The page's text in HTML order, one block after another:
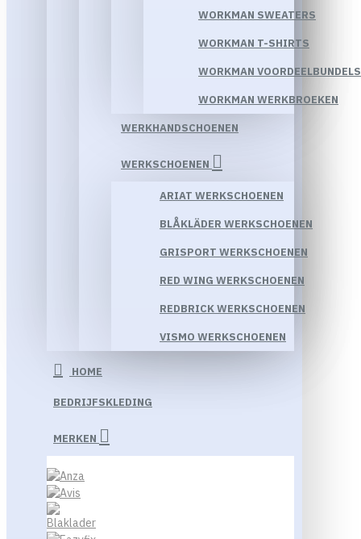
WORKMAN SWEATERS
WORKMAN T-SHIRTS
WORKMAN VOORDEELBUNDELS
WORKMAN WERKBROEKEN
WERKHANDSCHOENEN
WERKSCHOENEN
ARIAT WERKSCHOENEN
BLÅKLÄDER WERKSCHOENEN
GRISPORT WERKSCHOENEN
RED WING WERKSCHOENEN
REDBRICK WERKSCHOENEN
VISMO WERKSCHOENEN
HOME
BEDRIJFSKLEDING
MERKEN